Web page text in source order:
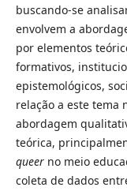
buscando-se
envolvem a
por elementos
formativos,
epistemológicos,
relação a este tema
abordagem
teórica,
queerno meio
coleta de dados